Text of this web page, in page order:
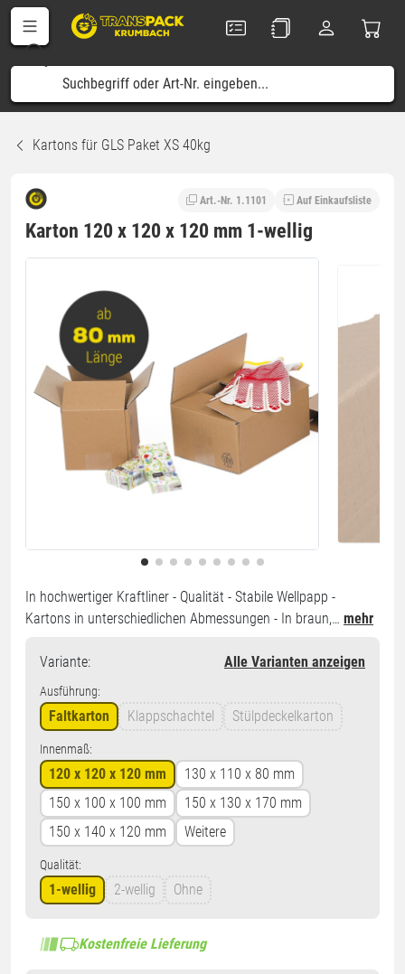
Kartons für GLS Paket XS 40kg
Art.-Nr. 1.1101 Auf Einkaufsliste
Karton 120 x 120 x 120 mm 1-wellig
In hochwertiger Kraftliner - Qualität - Stabile Wellpapp -
Kartons in unterschiedlichen Abmessungen - In braun,… mehr
Variante: Alle Varianten anzeigen
Ausführung:
Faltkarton Klappschachtel Stülpdeckelkarton
Innenmaß:
120 x 120 x 120 mm
130 x 110 x 80 mm
150 x 100 x 100 mm
150 x 130 x 170 mm
150 x 140 x 120 mm
Weitere
Qualität:
1-wellig 2-wellig Ohne
Kostenfreie Lieferung